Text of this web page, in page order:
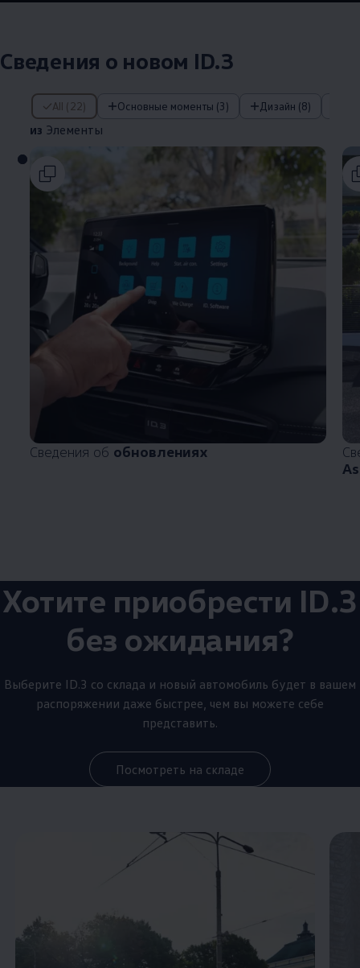
Сведения о новом ID.3
All (22) Основные моменты (3) Дизайн (8)
из Элементы
из Элементы
Сведения об обновлениях
Хотите приобрести ID.3
без ожидания?
Выберите ID.3 со склада и новый автомобиль будет в вашем
распоряжении даже быстрее, чем вы можете себе
представить.
Посмотреть на складе